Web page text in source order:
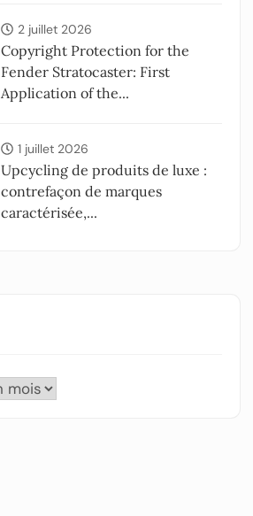
2 juillet 2026
Copyright Protection for the
Fender Stratocaster: First
Application of the...
1 juillet 2026
Upcycling de produits de luxe :
contrefaçon de marques
caractérisée,...